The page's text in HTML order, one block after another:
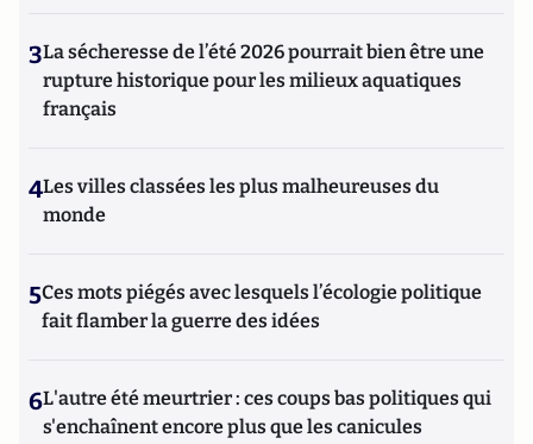
3La sécheresse de l’été 2026 pourrait bien être une
rupture historique pour les milieux aquatiques
français
4Les villes classées les plus malheureuses du
monde
5Ces mots piégés avec lesquels l’écologie politique
fait flamber la guerre des idées
6L'autre été meurtrier : ces coups bas politiques qui
s'enchaînent encore plus que les canicules